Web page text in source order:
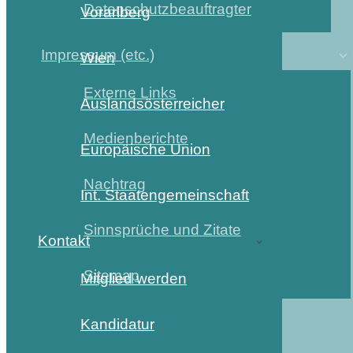
Datenschutzbeauftragter
Impressum (etc.)
Externe Links
Medienberichte
Nachtrag
Sinnsprüche und Zitate
Sitemap
Vorarlberg
Wien
Auslandsösterreicher
Europäische Union
Int. Staatengemeinschaft
Kontakt
Mitglied werden
Kandidatur